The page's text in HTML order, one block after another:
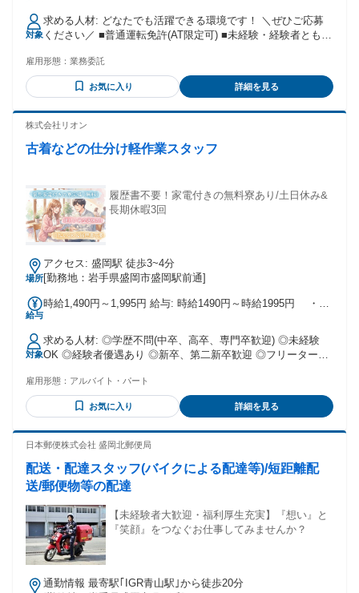
例)売上81万円:180円×180個配達×25日稼働 ※ご紹介の案件や
お住まいの地域により異なります。 【モデル報酬】 開業2〜3
ヶ月で安定して50万円、 9割の方が平均55万円以上、 稼がれ
る方は90万円〜112万円以上！ 【月収 支払額トップ (直近3ヶ
職：建設業 ■２位：110万円 54歳男性 拠点：兵庫県宝塚市 前
職：トラック運転手 ■３位：105万円 35歳男性 拠点：静岡県
沼津市 前職：飲食業
対象
求める人材: どなたでも活躍できる環境です！ ＼ぜひご応募
ください／ ■普通運転免許(AT限定可) ■未経験・経験者ともに
40代・50代活躍中 ■Iターン・Uターン・Jターン◎ ■ 女性ドラ
イバーも30名近く活躍中！ └ 荷物は軽めの物がほとんどで
いて収入面も期待したい ・会社に縛られずに働きたい ・人間
る ・日払い・週払いを選びたい ・近場で働きたい ・トラッ
ーや配送先でのコミュニケーションは ありますが、業務中は
ほとんど人との 接触がないので、自分のペースで ストレスフ
リーに働けます!
雇用形態： 業務委託
お気に入り 詳細を見る
株式会社リオン
古着などの仕分け軽作業スタッフ
履歴書不要！家電付きの無料寮あり/土日休み&
長期休暇3回
場所
アクセス: 盛岡駅 徒歩3~4分
[勤務地：岩手県盛岡市盛岡駅前通]
給与
時給1,490円～1,995円 給与: 時給1490円～時給1995円 ・交
電付き寮完備 ＼1から新生活スタートも応援！／ 実家住まい
の方でも安心の 初期費用なしですぐに住める 家具・家電付き
の寮を完備しております！ 引っ越しの手間なし！ ✅節約して
お金を貯められる環境！ 生活費を抑えて安心して働けます！
対象
求める人材: ◎学歴不問(中卒、高卒、専門卒歓迎) ◎未経験
OK ◎経験者優遇あり ◎新卒、第二新卒歓迎 ◎フリーターOK
んな方にぴったりのお仕事です／ ◎未経験からチャレンジし
たい ◎働きやすい職場を探している ◎モクモク作業するのが
得意 ◎とにかく早くお金を貯めたい ◎力仕事はなるべくやり
たくない <こんなお仕事でお探しの方にも！> 梱包や仕分け、
工場でのライン作業や機械作業など製造スタッフ 警備員や土
木現場作業員などの立ち仕事、肉体労働 ガソリンスタンドや
雇用形態： アルバイト・パート
お気に入り 詳細を見る
日本郵便株式会社 盛岡北郵便局
配送・配達スタッフ(バイクによる配達等)/短距離配
送/郵便物等の配達
【未経験者大歓迎・福利厚生充実】『想い』と
『笑顔』をつなぐお仕事してみませんか？
通勤情報 最寄駅｢IGR青山駅｣から徒歩20分